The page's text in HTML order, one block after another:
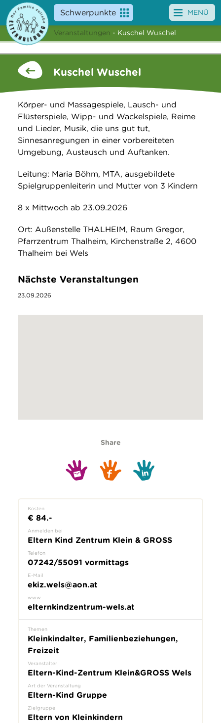
Schwerpunkte
Angebote
Veranstaltungen
Service
Über uns
Suche
MENÜ
Veranstaltungen - Kuschel Wuschel
Kuschel Wuschel
Körper- und Massagespiele, Lausch- und
Flüsterspiele, Wipp- und Wackelspiele, Reime
und Lieder, Musik, die uns gut tut,
Sinnesanregungen in einer vorbereiteten
Umgebung, Austausch und Auftanken.
Leitung: Maria Böhm, MTA, ausgebildete
Spielgruppenleiterin und Mutter von 3 Kindern
8 x Mittwoch ab 23.09.2026
Ort: Außenstelle THALHEIM, Raum Gregor,
Pfarrzentrum Thalheim, Kirchenstraße 2, 4600
Thalheim bei Wels
Nächste Veranstaltungen
23.09.2026
Share
Kosten
€ 84.-
Anmelden bei
Eltern Kind Zentrum Klein & GROSS
Telefon
07242/55091 vormittags
E-Mail
ekiz.wels@aon.at
www
elternkindzentrum-wels.at
Themen
Kleinkindalter, Familienbeziehungen,
Freizeit
Veranstalter
Eltern-Kind-Zentrum Klein&GROSS Wels
Art der Veranstaltung
Eltern-Kind Gruppe
Zielgruppe
Eltern von Kleinkindern